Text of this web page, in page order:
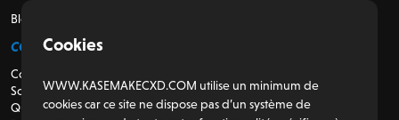
Blog
CONTACTEZ-NOUS
Contactez-nous
Soutien
Qui sommes-nous
Cookies
WWW.KASEMAKECXD.COM utilise un minimum de
cookies car ce site ne dispose pas d’un système de